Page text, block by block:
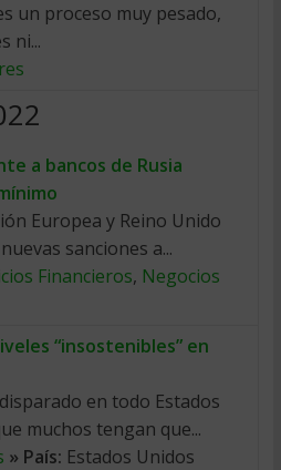
un proceso muy pesado,
ni...
a bancos de Rusia
Europea y Reino Unido
sanciones a...
Financieros, Negocios
“insostenibles” en
en todo Estados
muchos tengan que...
» País: Estados Unidos